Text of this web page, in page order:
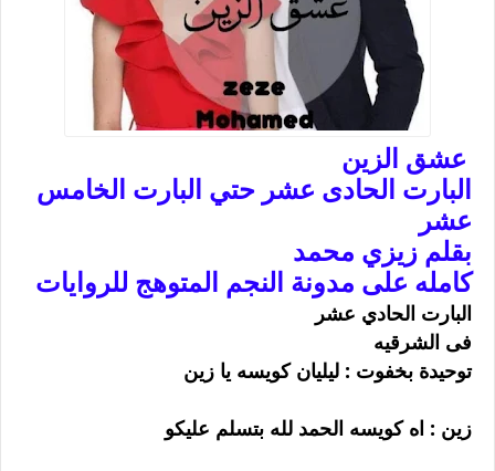
عشق الزين
البارت الحادى عشر حتي البارت الخامس
عشر
بقلم زيزي محمد
كامله على مدونة النجم المتوهج للروايات
البارت الحادي عشر
فى الشرقيه
توحيدة بخفوت : ليليان كويسه يا زين
زين : اه كويسه الحمد لله بتسلم عليكو